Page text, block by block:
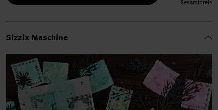
Gesamtpreis
Sizzix Maschine